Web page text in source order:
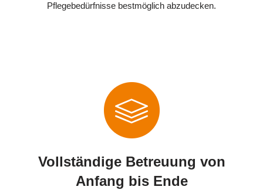
Pflegebedürfnisse bestmöglich abzudecken.
Vollständige Betreuung von
Anfang bis Ende